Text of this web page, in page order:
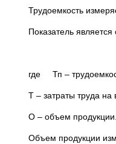
Трудоемкость
Показатель
где Тп –
Т – затраты труда на
О – объем продукции.
Объем продукции